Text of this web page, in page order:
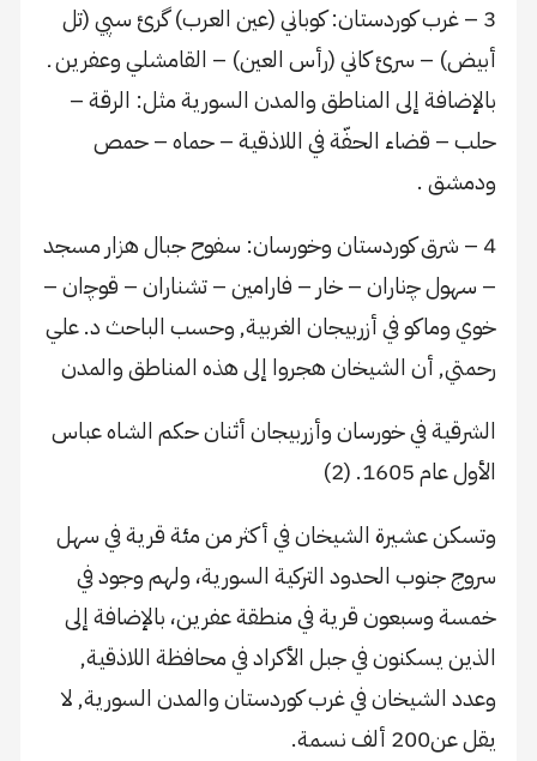
3 – غرب كوردستان: كوباني (عين العرب) گرئ سپي (تل
أبيض) – سرئ كاني (رأس العين) – القامشلي وعفرين ـ
بالإضافة إلى المناطق والمدن السورية مثل: الرقة –
حلب – قضاء الحفّة في اللاذقية – حماه – حمص
ودمشق .
4 – شرق كوردستان وخورسان: سفوح جبال هزار مسجد
– سهول ﭼناران – خار – فارامين – تشناران – قوﭼان –
خوي وماكو في أزربيجان الغربية, وحسب الباحث د. علي
رحمتي, أن الشيخان هجروا إلى هذه المناطق والمدن
الشرقية في خورسان وأزربيجان أثنان حكم الشاه عباس
الأول عام 1605. (2)
وتسكن عشيرة الشيخان في أكثر من مئة قرية في سهل
سروج جنوب الحدود التركية السورية، ولهم وجود في
خمسة وسبعون قرية في منطقة عفرين، بالإضافة إلى
الذين يسكنون في جبل الأكراد في محافظة اللاذقية,
وعدد الشيخان في غرب كوردستان والمدن السورية, لا
يقل عن200 ألف نسمة.